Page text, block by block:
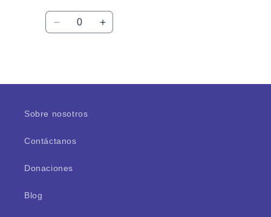
Cantidad
Reducir
Aumentar
Sobre nosotros
Contáctanos
Donaciones
Blog